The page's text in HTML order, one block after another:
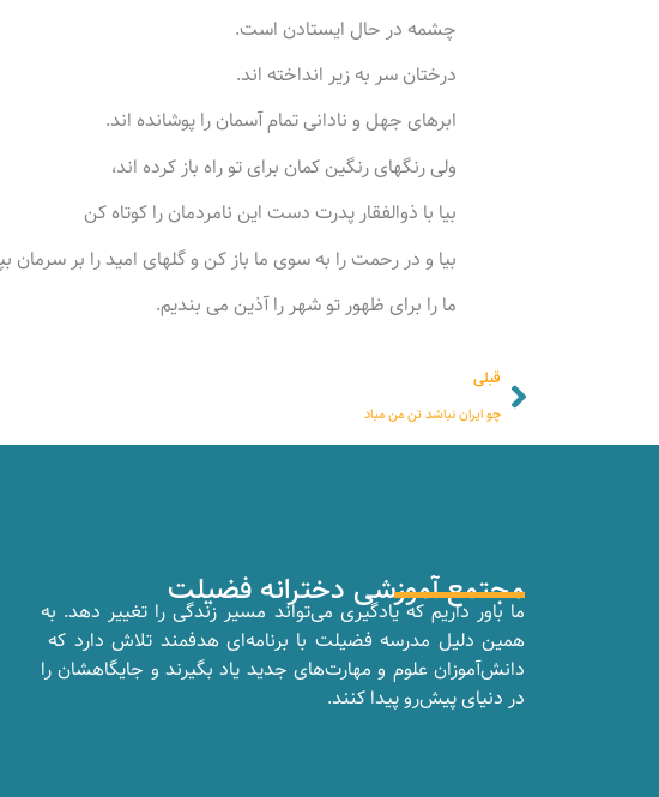
چشمه در حال ایستادن است.
درختان سر به زیر انداخته اند.
ابرهای جهل و نادانی تمام آسمان را پوشانده اند.
ولی رنگهای رنگین کمان برای تو راه باز کرده اند،
بیا با ذوالفقار پدرت دست این نامردمان را کوتاه کن
بیا و در رحمت را به سوی ما باز کن و گلهای امید را بر سرمان
ما را برای ظهور تو شهر را آذین می بندیم.
قبلی
چو ایران نباشد تن من مباد
مجتمع آموزشی دخترانه فضیلت
ما باور داریم که یادگیری می‌تواند مسیر زندگی را تغییر دهد. به
همین دلیل مدرسه فضیلت با برنامه‌ای هدفمند تلاش دارد که
دانش‌آموزان علوم و مهارت‌های جدید یاد بگیرند و جایگاهشان را
در دنیای پیش‌رو پیدا کنند.